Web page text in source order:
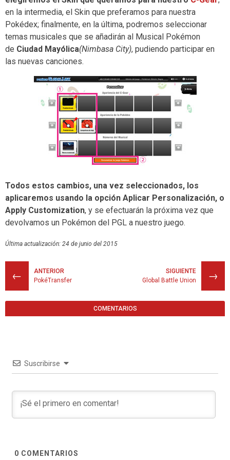
en la intermedia, el Skin que preferamos para nuestra
Pokédex; finalmente, en la última, podremos seleccionar
temas musicales que se añadirán al Musical Pokémon
de Ciudad Mayólica(Nimbasa City), pudiendo participar en
las nuevas canciones.
Todos estos cambios, una vez seleccionados, los
aplicaremos usando la opción Aplicar Personalización, o
Apply Customization, y se efectuarán la próxima vez que
devolvamos un Pokémon del PGL a nuestro juego.
Última actualización: 24 de junio del 2015
←
ANTERIOR
PokéTransfer
→
SIGUIENTE
Global Battle Union
COMENTARIOS
Suscribirse
0 COMENTARIOS